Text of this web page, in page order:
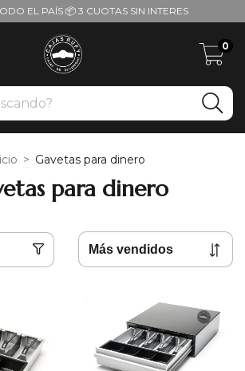
EL PAÍS 📦 3 CUOTAS SIN INTERES
0
> Gavetas para dinero
para dinero